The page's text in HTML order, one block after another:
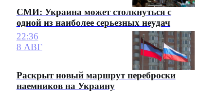
СМИ: Украина может столкнуться с
одной из наиболее серьезных неудач
22:36
8 АВГ
Раскрыт новый маршрут переброски
наемников на Украину